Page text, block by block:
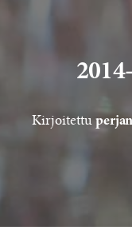
Kirjoitettu